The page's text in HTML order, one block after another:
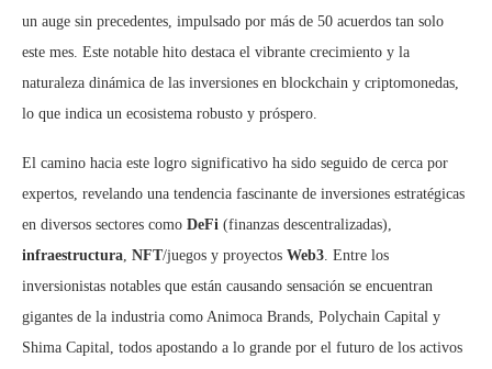
un auge sin precedentes, impulsado por más de 50 acuerdos tan solo
este mes. Este notable hito destaca el vibrante crecimiento y la
naturaleza dinámica de las inversiones en blockchain y criptomonedas,
lo que indica un ecosistema robusto y próspero.
El camino hacia este logro significativo ha sido seguido de cerca por
expertos, revelando una tendencia fascinante de inversiones estratégicas
en diversos sectores como DeFi (finanzas descentralizadas),
infraestructura, NFT/juegos y proyectos Web3. Entre los
inversionistas notables que están causando sensación se encuentran
gigantes de la industria como Animoca Brands, Polychain Capital y
Shima Capital, todos apostando a lo grande por el futuro de los activos